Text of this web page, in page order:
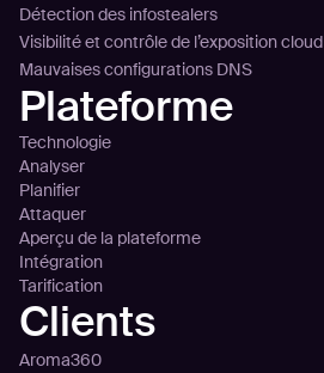
Détection des infostealers
Visibilité et contrôle de l’exposition cloud
Mauvaises configurations DNS
Plateforme
Technologie
Analyser
Planifier
Attaquer
Aperçu de la plateforme
Intégration
Tarification
Clients
Aroma360